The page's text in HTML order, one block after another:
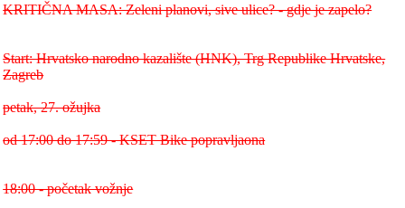
KRITIČNA MASA: Zeleni planovi, sive ulice? - gdje je zapelo?
Start: Hrvatsko narodno kazalište (HNK), Trg Republike Hrvatske,
Zagreb
petak, 27. ožujka
od 17:00 do 17:59 - KSET Bike popravljaona
18:00 - početak vožnje